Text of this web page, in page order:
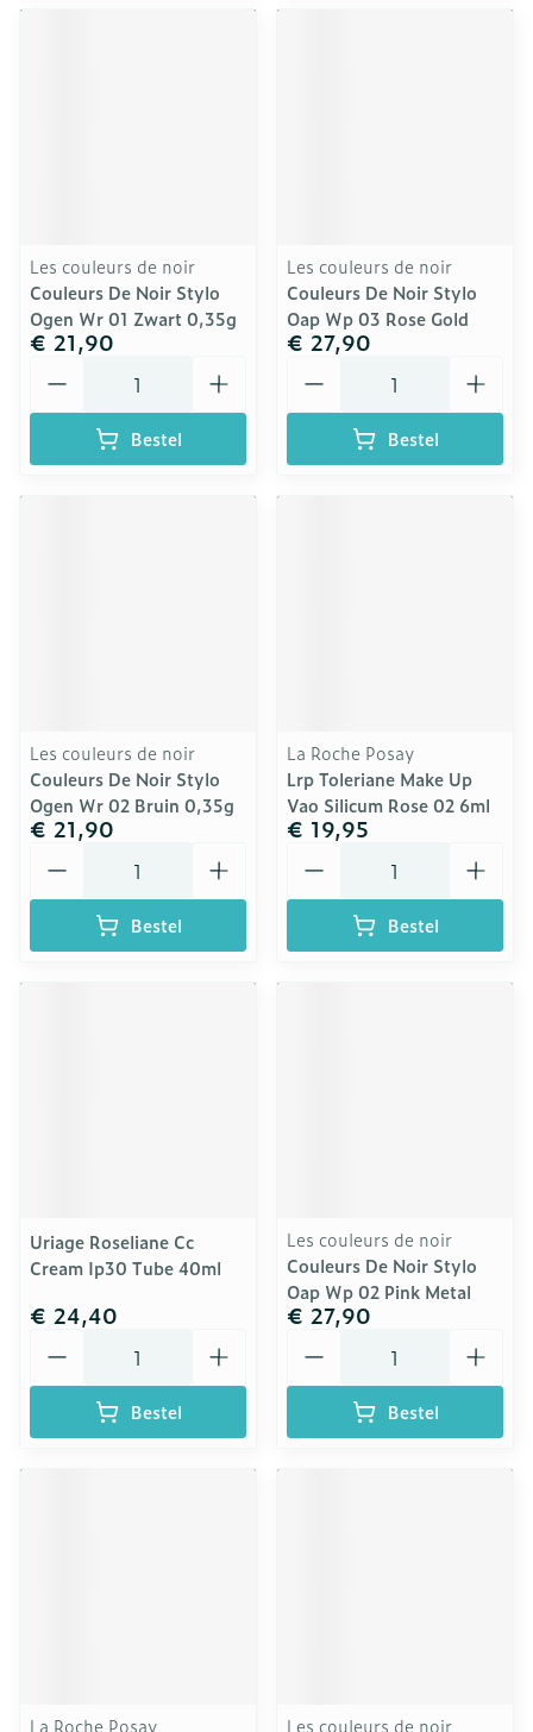
Les couleurs de noir
Couleurs De Noir Stylo
Ogen Wr 01 Zwart 0,35g
€ 21,90
Bestel
Les couleurs de noir
Couleurs De Noir Stylo
Oap Wp 03 Rose Gold
€ 27,90
Bestel
Les couleurs de noir
Couleurs De Noir Stylo
Ogen Wr 02 Bruin 0,35g
€ 21,90
Bestel
La Roche Posay
Lrp Toleriane Make Up
Vao Silicum Rose 02 6ml
€ 19,95
Bestel
Uriage Roseliane Cc
Cream Ip30 Tube 40ml
€ 24,40
Bestel
Les couleurs de noir
Couleurs De Noir Stylo
Oap Wp 02 Pink Metal
€ 27,90
Bestel
La Roche Posay Les couleurs de noir